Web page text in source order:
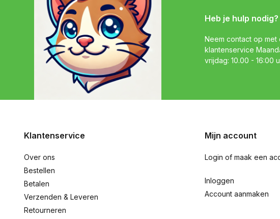
Heb je hulp nodig?
Neem contact op met
klantenservice
vrijdag: 10.00 - 16:00
Klantenservice
Over ons
Bestellen
Betalen
Verzenden & Leveren
Retourneren
Mijn account
Login of maak een
Inloggen
Account aanmaken